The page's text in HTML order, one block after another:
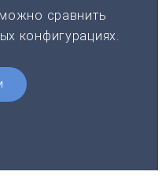
сравнить
конфигурациях.